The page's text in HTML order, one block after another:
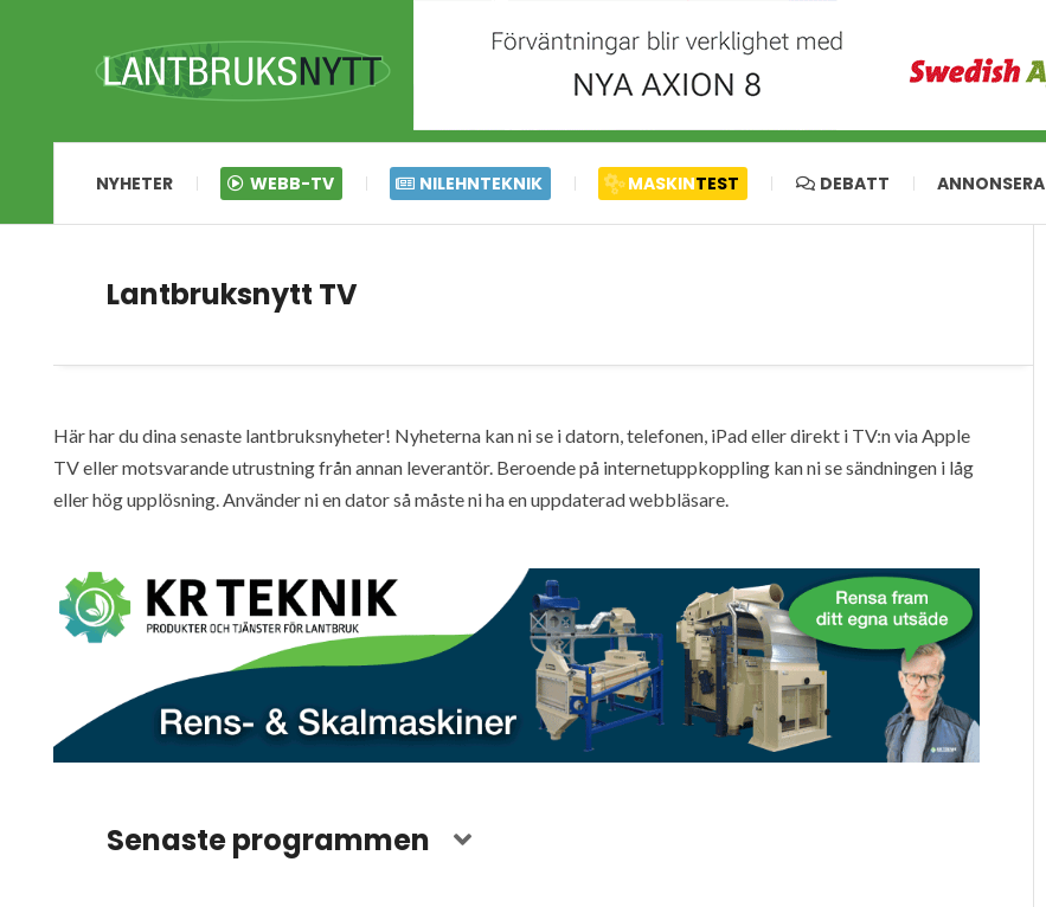
NYHETER WEBB-TV NILEHNTEKNIK MASKINTEST DEBATT ANNONSERA
Lantbruksnytt TV
Här har du dina senaste lantbruksnyheter! Nyheterna kan ni se i datorn, telefonen, iPad eller direkt i TV:n via Apple
TV eller motsvarande utrustning från annan leverantör. Beroende på internetuppkoppling kan ni se sändningen i låg
eller hög upplösning. Använder ni en dator så måste ni ha en uppdaterad webbläsare.
Senaste programmen